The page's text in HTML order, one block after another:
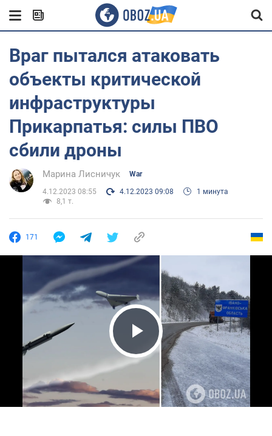
Враг пытался атаковать
объекты критической
инфраструктуры
Прикарпатья: силы ПВО
сбили дроны
Марина Лисничук War
4.12.2023 08:55 4.12.2023 09:08
1 минута
8,1 т.
171
Play Video